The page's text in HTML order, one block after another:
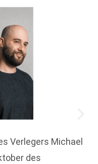
Verlegers Michael
des